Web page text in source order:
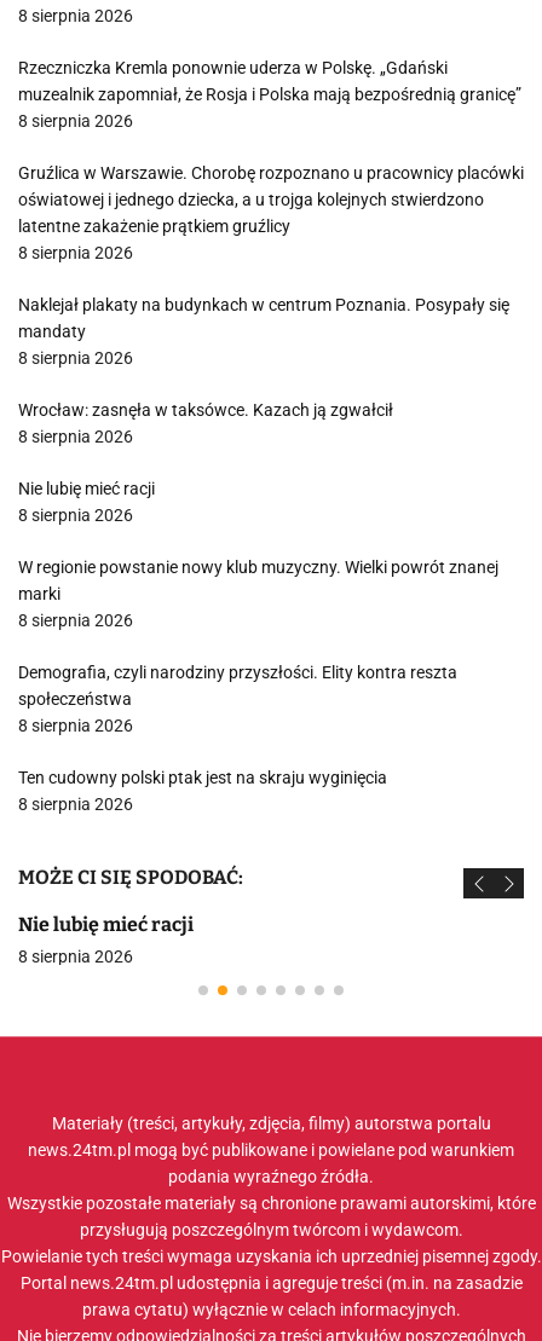
8 sierpnia 2026
Rzeczniczka Kremla ponownie uderza w Polskę. „Gdański
muzealnik zapomniał, że Rosja i Polska mają bezpośrednią granicę”
8 sierpnia 2026
Gruźlica w Warszawie. Chorobę rozpoznano u pracownicy placówki
oświatowej i jednego dziecka, a u trojga kolejnych stwierdzono
latentne zakażenie prątkiem gruźlicy
8 sierpnia 2026
Naklejał plakaty na budynkach w centrum Poznania. Posypały się
mandaty
8 sierpnia 2026
Wrocław: zasnęła w taksówce. Kazach ją zgwałcił
8 sierpnia 2026
Nie lubię mieć racji
8 sierpnia 2026
W regionie powstanie nowy klub muzyczny. Wielki powrót znanej
marki
8 sierpnia 2026
Demografia, czyli narodziny przyszłości. Elity kontra reszta
społeczeństwa
8 sierpnia 2026
Ten cudowny polski ptak jest na skraju wyginięcia
8 sierpnia 2026
MOŻE CI SIĘ SPODOBAĆ:
Nie lubię mieć racji
8 sierpnia 2026
Materiały (treści, artykuły, zdjęcia, filmy) autorstwa portalu
news.24tm.pl mogą być publikowane i powielane pod warunkiem
podania wyraźnego źródła.
Wszystkie pozostałe materiały są chronione prawami autorskimi, które
przysługują poszczególnym twórcom i wydawcom.
Powielanie tych treści wymaga uzyskania ich uprzedniej pisemnej zgody.
Portal news.24tm.pl udostępnia i agreguje treści (m.in. na zasadzie
prawa cytatu) wyłącznie w celach informacyjnych.
Nie bierzemy odpowiedzialności za treści artykułów poszczególnych